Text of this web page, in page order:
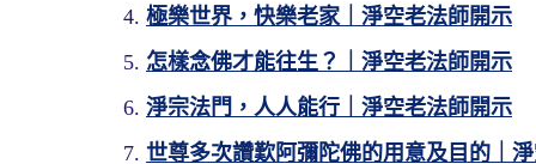
極樂世界，快樂老家｜淨空老法師開示
怎樣念佛才能往生？｜淨空老法師開示
淨宗法門，人人能行｜淨空老法師開示
世尊多次讚歎阿彌陀佛的用意及目的｜